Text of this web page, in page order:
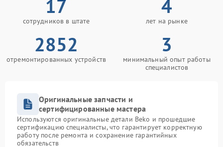
17
сотрудников в штате
4
лет на рынке
2852
отремонтированных устройств
3
минимальный опыт работы
специалистов
Оригинальные запчасти и
сертифицированные мастера
Используются оригинальные детали Beko и прошедшие
сертификацию специалисты, что гарантирует корректную
работу после ремонта и сохранение гарантийных
обязательств